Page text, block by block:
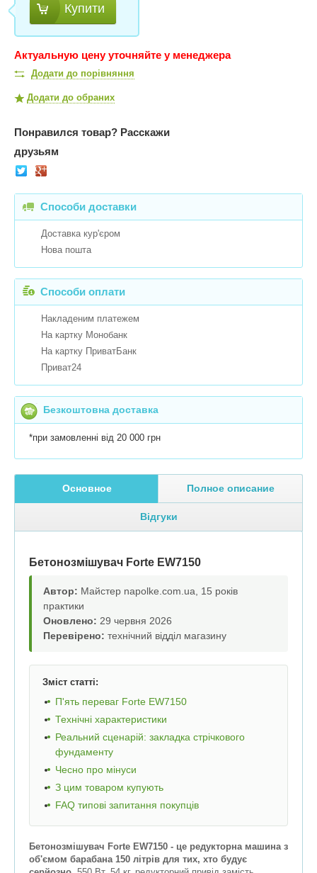
Купити
Актуальную цену уточняйте у менеджера
Додати до порівняння
Додати до обраних
Понравился товар? Расскажи
друзьям
Способи доставки
Доставка кур'єром
Нова пошта
Способи оплати
Накладеним платежем
На картку Монобанк
На картку ПриватБанк
Приват24
Безкоштовна доставка
*при замовленні від 20 000 грн
Основное Полное описание
Відгуки
Бетонозмішувач Forte EW7150
Автор: Майстер napolke.com.ua, 15 років
практики
Оновлено: 29 червня 2026
Перевірено: технічний відділ магазину
Зміст статті:
П'ять переваг Forte EW7150
Технічні характеристики
Реальний сценарій: закладка стрічкового
фундаменту
Чесно про мінуси
З цим товаром купують
FAQ типові запитання покупців
Бетонозмішувач Forte EW7150 - це редукторна машина з
об'ємом барабана 150 літрів для тих, хто будує